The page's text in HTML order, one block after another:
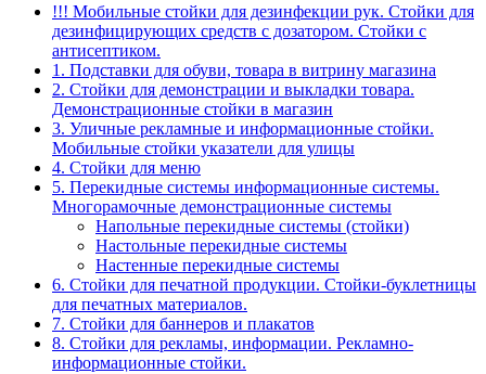
!!! Мобильные стойки для дезинфекции рук. Стойки для
дезинфицирующих средств с дозатором. Стойки с
антисептиком.
1. Подставки для обуви, товара в витрину магазина
2. Стойки для демонстрации и выкладки товара.
Демонстрационные стойки в магазин
3. Уличные рекламные и информационные стойки.
Мобильные стойки указатели для улицы
4. Стойки для меню
5. Перекидные системы информационные системы.
Многорамочные демонстрационные системы
Напольные перекидные системы (стойки)
Настольные перекидные системы
Настенные перекидные системы
6. Стойки для печатной продукции. Стойки-буклетницы
для печатных материалов.
7. Стойки для баннеров и плакатов
8. Стойки для рекламы, информации. Рекламно-
информационные стойки.